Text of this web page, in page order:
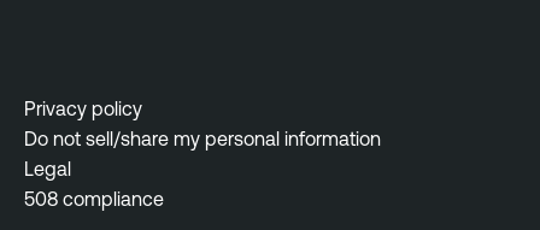
Privacy policy
Do not sell/share my personal information
Legal
508 compliance